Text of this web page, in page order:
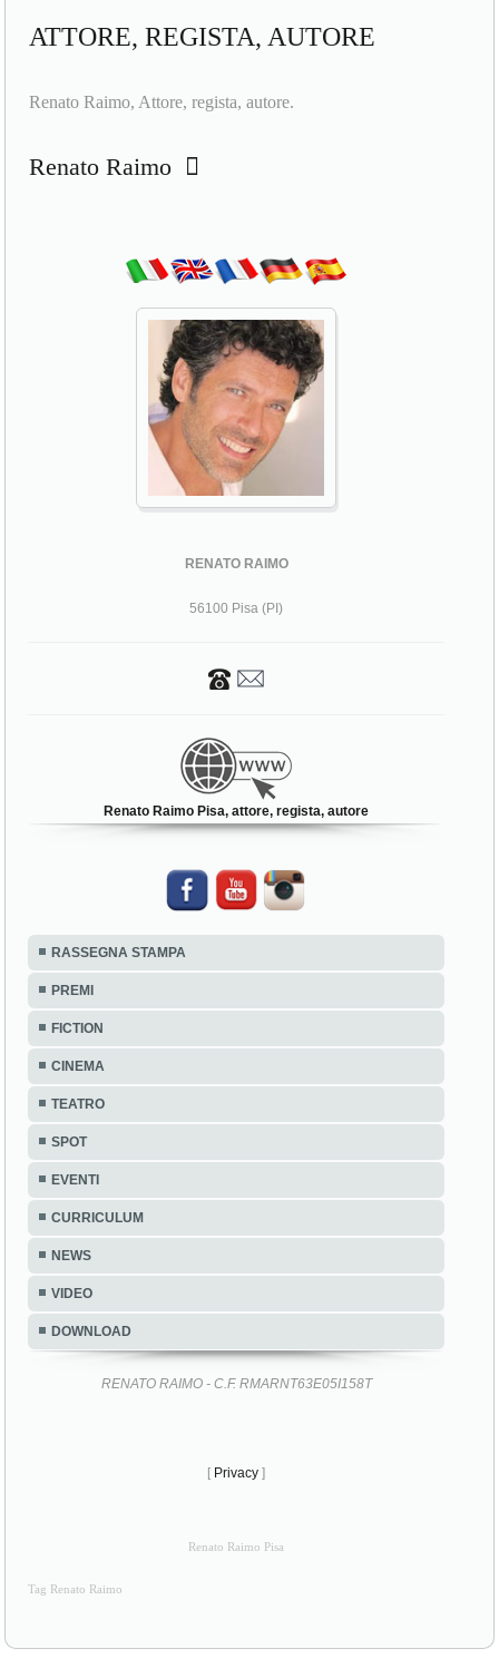
ATTORE, REGISTA, AUTORE
Renato Raimo, Attore, regista, autore.
Renato Raimo
RENATO RAIMO
56100 Pisa (PI)
Renato Raimo Pisa, attore, regista, autore
RASSEGNA STAMPA
PREMI
FICTION
CINEMA
TEATRO
SPOT
EVENTI
CURRICULUM
NEWS
VIDEO
DOWNLOAD
RENATO RAIMO - C.F. RMARNT63E05I158T
[ Privacy ]
Renato Raimo Pisa
Tag Renato Raimo